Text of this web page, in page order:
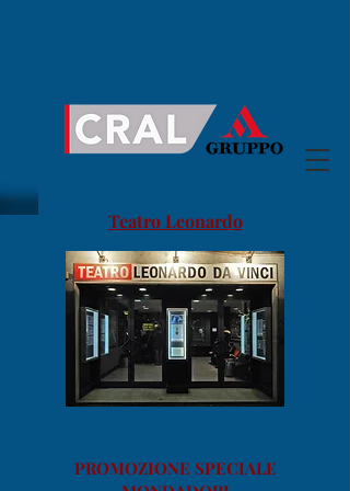
Teatro Leonardo
PROMOZIONE SPECIALE